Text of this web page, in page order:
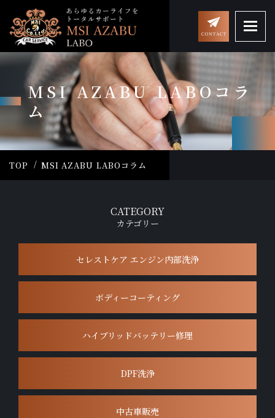
MSI AZABU LABOコラ
ム
TOP MSI AZABU LABOコラム
CATEGORY
カテゴリー
セレストケア エンジン内部洗浄
ボディーコーティング
ハイブリッドバッテリー修理
DPF洗浄
中古車販売